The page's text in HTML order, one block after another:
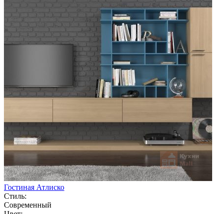
Гостиная Атлиско
Стиль:
Современный